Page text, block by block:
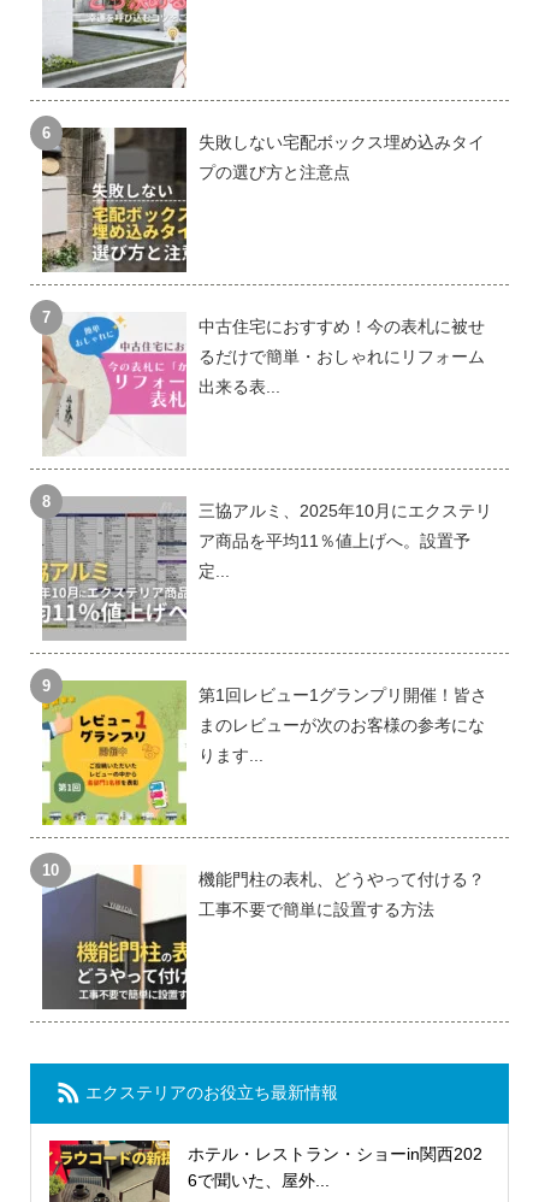
失敗しない宅配ボックス埋め込みタイ
プの選び方と注意点
中古住宅におすすめ！今の表札に被せ
るだけで簡単・おしゃれにリフォーム
出来る表...
三協アルミ、2025年10月にエクステリ
ア商品を平均11％値上げへ。設置予
定...
第1回レビュー1グランプリ開催！皆さ
まのレビューが次のお客様の参考にな
ります...
機能門柱の表札、どうやって付ける？
工事不要で簡単に設置する方法
エクステリアのお役立ち最新情報
ホテル・レストラン・ショーin関西202
6で聞いた、屋外...